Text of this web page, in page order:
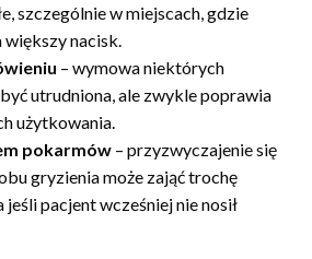
szczególnie w miejscach, gdzie
nacisk.
– wymowa niektórych
utrudniona, ale zwykle poprawia
użytkowania.
pokarmów – przyzwyczajenie się
gryzienia może zająć trochę
jeśli pacjent wcześniej nie nosił